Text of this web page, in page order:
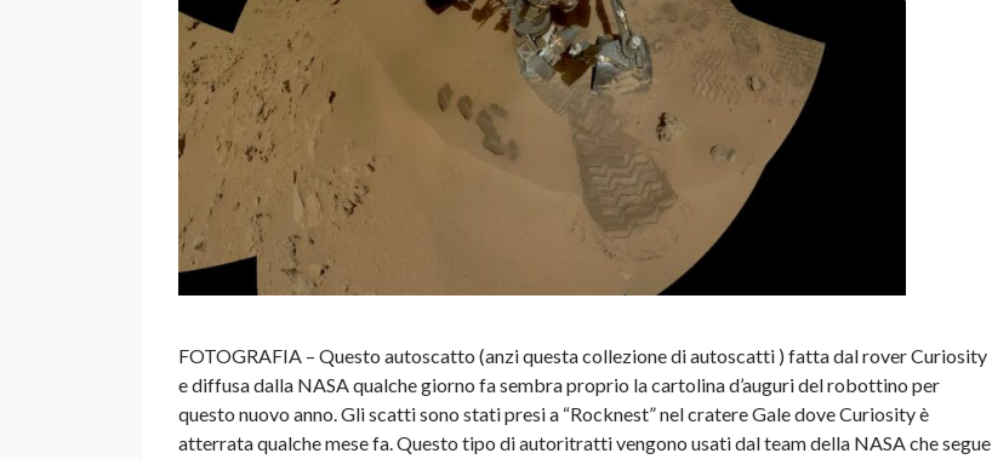
FOTOGRAFIA – Questo autoscatto (anzi questa collezione di autoscatti ) fatta dal rover Curiosity
e diffusa dalla NASA qualche giorno fa sembra proprio la cartolina d’auguri del robottino per
questo nuovo anno. Gli scatti sono stati presi a “Rocknest” nel cratere Gale dove Curiosity è
atterrata qualche mese fa. Questo tipo di autoritratti vengono usati dal team della NASA che segue